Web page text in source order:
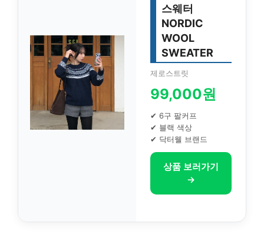
스웨터
NORDIC
WOOL
SWEATER
제로스트릿
99,000원
✔ 6구 팔커프
✔ 블랙 색상
✔ 닥터웰 브랜드
상품 보러가기
→